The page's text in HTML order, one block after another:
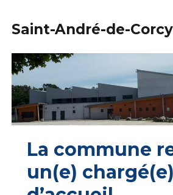
Saint-André-de-Corcy
La commune
un(e) chargé(e)